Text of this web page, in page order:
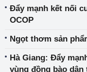
Đẩy mạnh kết nối
OCOP
Ngọt thơm sản
Hà Giang: Đẩy
vùng đồng bào